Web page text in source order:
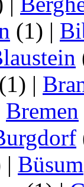
(1) |
(1) |
Bremen
| Büsum